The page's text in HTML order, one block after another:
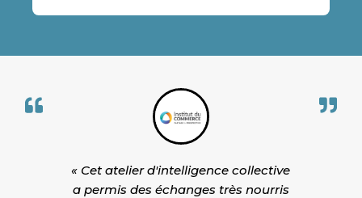
« Cet atelier d'intelligence collective
a permis des échanges très nourris